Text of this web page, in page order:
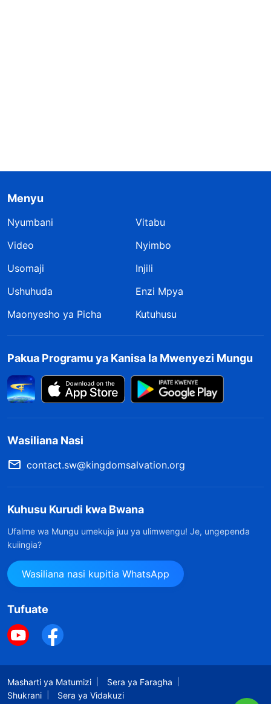
Menyu
Nyumbani
Vitabu
Video
Nyimbo
Usomaji
Injili
Ushuhuda
Enzi Mpya
Maonyesho ya Picha
Kutuhusu
Pakua Programu ya Kanisa la Mwenyezi Mungu
Wasiliana Nasi
contact.sw@kingdomsalvation.org
Kuhusu Kurudi kwa Bwana
Ufalme wa Mungu umekuja juu ya ulimwengu! Je, ungependa
kuiingia?
Wasiliana nasi kupitia WhatsApp
Tufuate
Masharti ya Matumizi
Sera ya Faragha
Shukrani
Sera ya Vidakuzi